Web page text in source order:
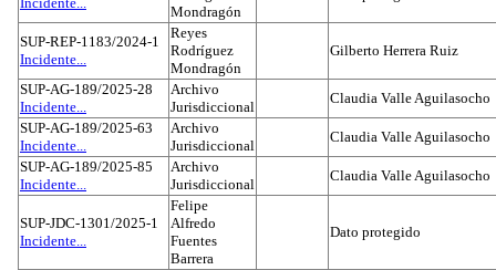
Mondragón
SUP-REP-1183/2024-1
Incidente...
Reyes
Rodríguez
Mondragón
Gilberto Herrera Ruiz
SUP-AG-189/2025-28
Incidente...
Archivo
Jurisdiccional
Claudia Valle Aguilasocho
SUP-AG-189/2025-63
Incidente...
Archivo
Jurisdiccional
Claudia Valle Aguilasocho
SUP-AG-189/2025-85
Incidente...
Archivo
Jurisdiccional
Claudia Valle Aguilasocho
SUP-JDC-1301/2025-1
Incidente...
Felipe
Alfredo
Fuentes
Barrera
Dato protegido